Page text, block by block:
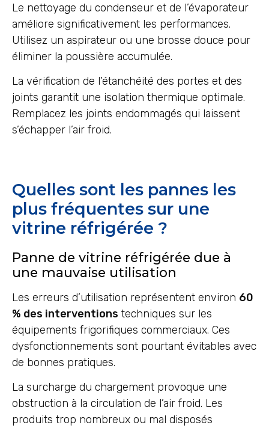
Le nettoyage du condenseur et de l’évaporateur
améliore significativement les performances.
Utilisez un aspirateur ou une brosse douce pour
éliminer la poussière accumulée.
La vérification de l’étanchéité des portes et des
joints garantit une isolation thermique optimale.
Remplacez les joints endommagés qui laissent
s’échapper l’air froid.
Quelles sont les pannes les
plus fréquentes sur une
vitrine réfrigérée ?
Panne de vitrine réfrigérée due à
une mauvaise utilisation
Les erreurs d’utilisation représentent environ 60
% des interventions techniques sur les
équipements frigorifiques commerciaux. Ces
dysfonctionnements sont pourtant évitables avec
de bonnes pratiques.
La surcharge du chargement provoque une
obstruction à la circulation de l’air froid. Les
produits trop nombreux ou mal disposés